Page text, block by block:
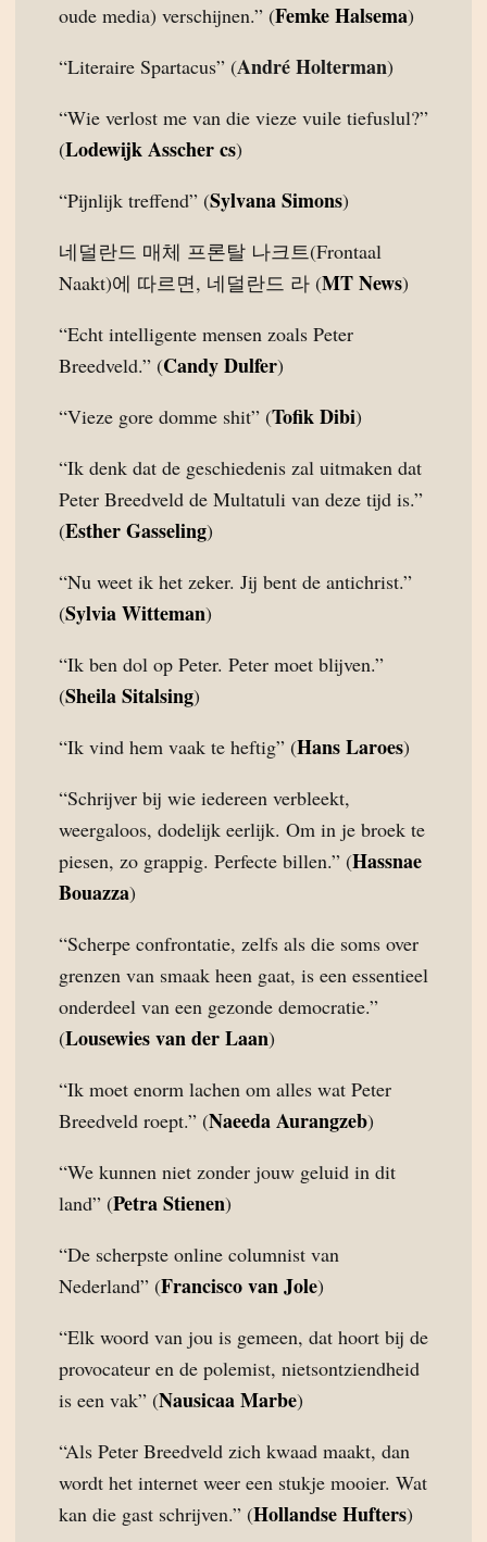
oude media) verschijnen.” (Femke Halsema)
“Literaire Spartacus” (André Holterman)
“Wie verlost me van die vieze vuile tiefuslul?”
(Lodewijk Asscher cs)
“Pijnlijk treffend” (Sylvana Simons)
네덜란드 매체 프론탈 나크트(Frontaal
Naakt)에 따르면, 네덜란드 라 (MT News)
“Echt intelligente mensen zoals Peter
Breedveld.” (Candy Dulfer)
“Vieze gore domme shit” (Tofik Dibi)
“Ik denk dat de geschiedenis zal uitmaken dat
Peter Breedveld de Multatuli van deze tijd is.”
(Esther Gasseling)
“Nu weet ik het zeker. Jij bent de antichrist.”
(Sylvia Witteman)
“Ik ben dol op Peter. Peter moet blijven.”
(Sheila Sitalsing)
“Ik vind hem vaak te heftig” (Hans Laroes)
“Schrijver bij wie iedereen verbleekt,
weergaloos, dodelijk eerlijk. Om in je broek te
piesen, zo grappig. Perfecte billen.” (Hassnae
Bouazza)
“Scherpe confrontatie, zelfs als die soms over
grenzen van smaak heen gaat, is een essentieel
onderdeel van een gezonde democratie.”
(Lousewies van der Laan)
“Ik moet enorm lachen om alles wat Peter
Breedveld roept.” (Naeeda Aurangzeb)
“We kunnen niet zonder jouw geluid in dit
land” (Petra Stienen)
“De scherpste online columnist van
Nederland” (Francisco van Jole)
“Elk woord van jou is gemeen, dat hoort bij de
provocateur en de polemist, nietsontziendheid
is een vak” (Nausicaa Marbe)
“Als Peter Breedveld zich kwaad maakt, dan
wordt het internet weer een stukje mooier. Wat
kan die gast schrijven.” (Hollandse Hufters)